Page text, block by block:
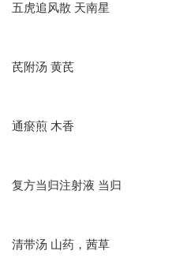
五虎追风散 天南星
芪附汤 黄芪
通瘀煎 木香
复方当归注射液 当归
清带汤 山药，茜草